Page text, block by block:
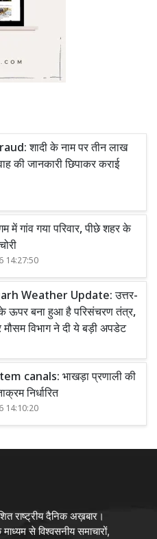
शादी के नाम पर तीन लाख
की जानकारी छिपाकर कराई
में गांव गया परिवार, पीछे शहर के
14:27:50
Weather Update: उत्तर-
के ऊपर बना हुआ है परिसंचरण तंत्र,
विभाग ने दी ये बड़ी अपडेट
canals: भाखड़ा प्रणाली की
निर्धारित
14:10:20
राष्ट्रीय दैनिक अख़बार।
से विश्वसनीय समाचारों,